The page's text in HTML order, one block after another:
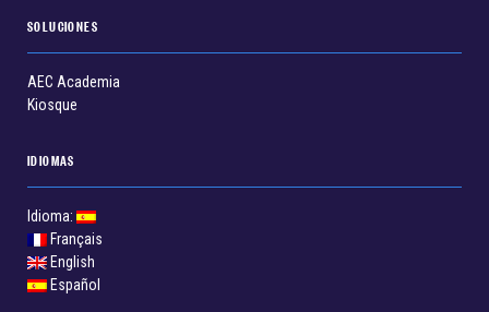
SOLUCIONES
AEC Academia
Kiosque
IDIOMAS
Idioma:
Français
English
Español